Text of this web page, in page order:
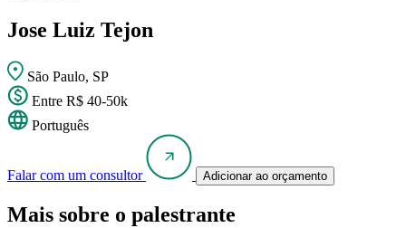
Jose Luiz Tejon
São Paulo, SP
Entre R$ 40-50k
Português
Falar com um consultor Adicionar ao orçamento
Mais sobre o palestrante